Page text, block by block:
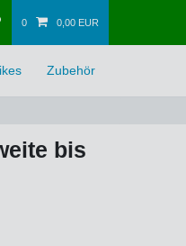
0 0,00 EUR
Zubehör
bis